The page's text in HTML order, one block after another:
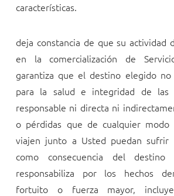
características.
deja constancia de que su actividad
en la comercialización de
garantiza que el destino elegido no
para la salud e integridad de las
responsable ni directa ni
o pérdidas que de cualquier modo
viajen junto a Usted puedan sufrir
como consecuencia del destino
responsabiliza por los hechos
fortuito o fuerza mayor,